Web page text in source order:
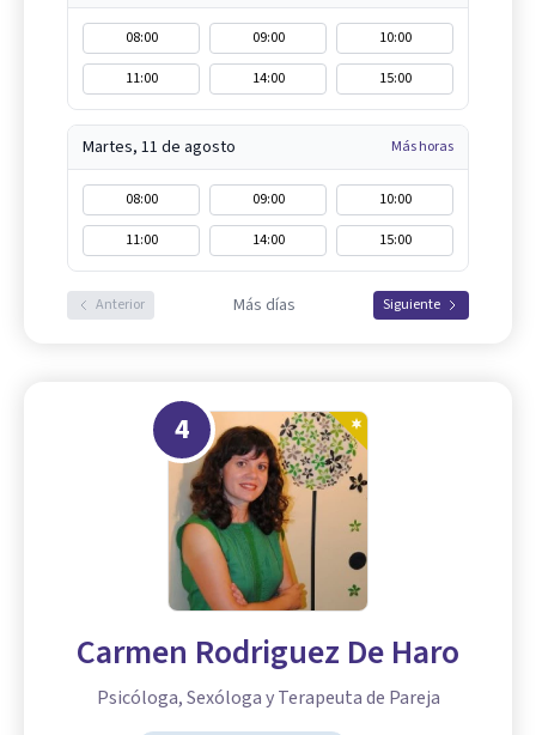
08:00 09:00
10:00
11:00
14:00 15:00
Martes, 11 de agosto Más horas
08:00 09:00
10:00
11:00
14:00 15:00
Anterior Más días Siguiente
4
Carmen Rodriguez De Haro
Psicóloga, Sexóloga y Terapeuta de Pareja